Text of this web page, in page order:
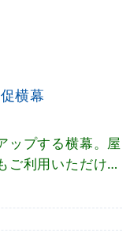
横幕
ップする横幕。屋
ご利用いただけま